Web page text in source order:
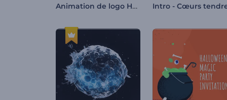
Animation de logo HUD cinématographique Intro - Cœurs